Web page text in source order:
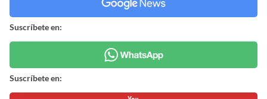
Suscríbete en:
Suscríbete en: